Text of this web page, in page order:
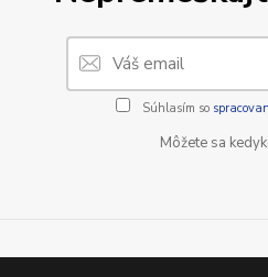
Súhlasím so
Môžete sa